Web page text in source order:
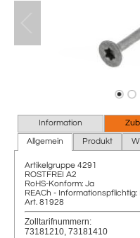
Information
Allgemein
Produkt
Artikelgruppe 4291
ROSTFREI A2
RoHS-Konform: Ja
REACh - Informationspflichtig:
Art. 81928
Zolltarifnummern:
73181210, 73181410